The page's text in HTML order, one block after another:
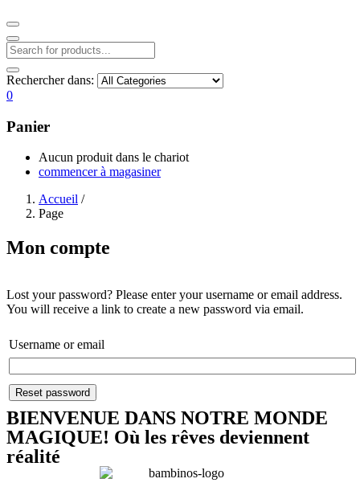
Rechercher dans:
0
Panier
Aucun produit dans le chariot
commencer à magasiner
Accueil /
Page
Mon compte
Lost your password? Please enter your username or email address.
You will receive a link to create a new password via email.
Username or email
Reset password
BIENVENUE DANS NOTRE MONDE
MAGIQUE! Où les rêves deviennent
réalité